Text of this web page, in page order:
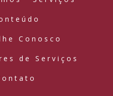
Conosco
de Serviços